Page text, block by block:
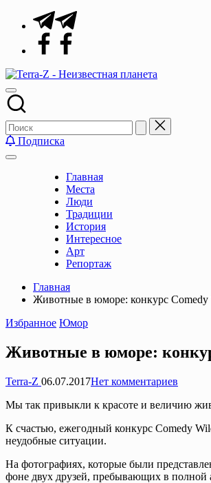
Перейти
содержимому
Telegram
Facebook
планета
Места,
традиции,
история,
события
Подписка
Главная
Места
Люди
Традиции
История
Интересное
Арт
Репортаж
Главная
Животные в юморе: конкурс Comedy
Опубликовано
Избранное Юмор
Животные в юморе:
Запись
Terra-Z 06.07.2017Нет комментариев
Мы так привыкли к красоте и величию
К счастью, ежегодный конкурс Comedy
неудобные ситуации.
На фотографиях, которые были
фоне двух друзей, пребывающих в полной